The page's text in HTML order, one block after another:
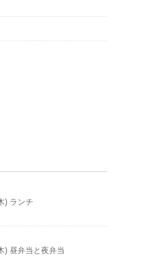
) ランチ
) 昼弁当と夜弁当